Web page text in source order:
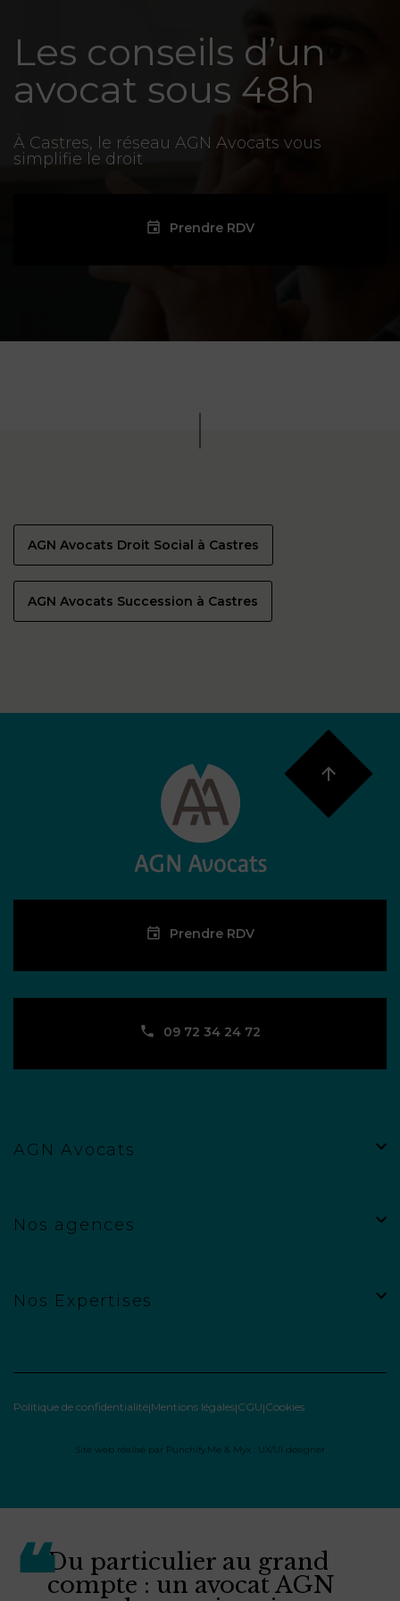
Les conseils d’un
avocat sous 48h
À Castres, le réseau AGN Avocats vous
simplifie le droit
Prendre RDV
AGN Avocats Droit Social à Castres
AGN Avocats Succession à Castres
Prendre RDV
09 72 34 24 72
AGN Avocats
Nos agences
Nos Expertises
Politique de confidentialité Mentions légales CGU Cookies
Site web réalisé par Punchify.Me & Myx : UX/UI designer
Du particulier au grand
compte : un avocat AGN